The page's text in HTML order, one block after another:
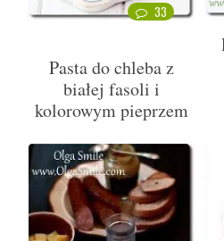
33
Pasta do chleba z
białej fasoli i
kolorowym pieprzem